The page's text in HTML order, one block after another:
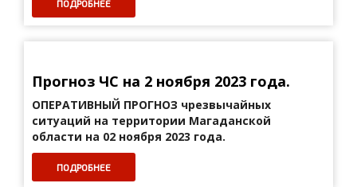
ПОДРОБНЕЕ
Прогноз ЧС на 2 ноября 2023 года.
ОПЕРАТИВНЫЙ ПРОГНОЗ чрезвычайных
ситуаций на территории Магаданской
области на 02 ноября 2023 года.
ПОДРОБНЕЕ